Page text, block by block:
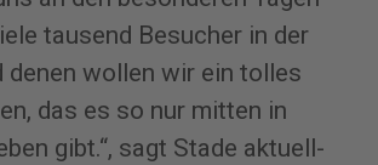
tausend Besucher in der
denen wollen wir ein tolles
das es so nur mitten in
gibt.“, sagt Stade aktuell-